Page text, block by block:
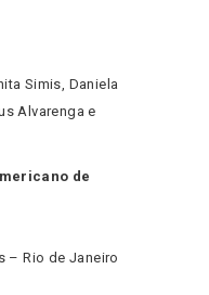
Simis, Daniela
Alvarenga e
de
– Rio de Janeiro